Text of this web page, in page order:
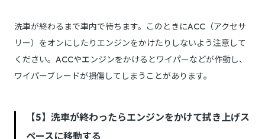
洗車が終わるまで車内で待ちます。このときにACC（アクセサ
リー）をオンにしたりエンジンをかけたりしないよう注意して
ください。ACCやエンジンをかけるとワイパーなどが作動し、
ワイパーブレードが損傷してしまうことがあります。
【5】洗車が終わったらエンジンをかけて拭き上げス
ペースに移動する